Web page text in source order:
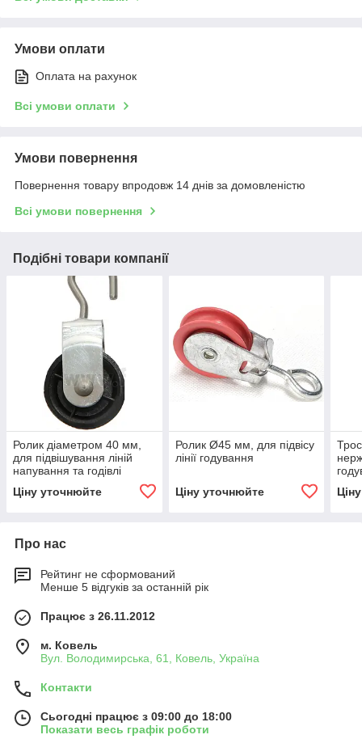
Умови оплати
Оплата на рахунок
Всі умови оплати
Умови повернення
Повернення товару впродовж 14 днів за домовленістю
Всі умови повернення
Подібні товари компанії
Ролик діаметром 40 мм,
для підвішування ліній
напування та годівлі
Ціну уточнюйте
Ролик Ø45 мм, для підвісу
лінії годування
Ціну уточнюйте
Про нас
Рейтинг не сформований
Менше 5 відгуків за останній рік
Працює з 26.11.2012
м. Ковель
Вул. Володимирська, 61, Ковель, Україна
Контакти
Сьогодні працює з 09:00 до 18:00
Показати весь графік роботи